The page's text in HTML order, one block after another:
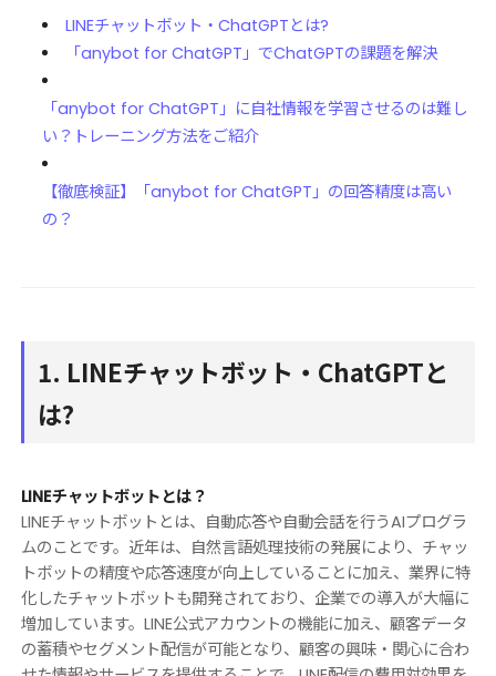
LINEチャットボット・ChatGPTとは?
「anybot for ChatGPT」でChatGPTの課題を解決
「anybot for ChatGPT」に自社情報を学習させるのは難し
い？トレーニング方法をご紹介
【徹底検証】「anybot for ChatGPT」の回答精度は高い
の？
1. LINEチャットボット・ChatGPTと
は?
LINEチャットボットとは？
LINEチャットボットとは、自動応答や自動会話を行うAIプログラ
ムのことです。近年は、自然言語処理技術の発展により、チャッ
トボットの精度や応答速度が向上していることに加え、業界に特
化したチャットボットも開発されており、企業での導入が大幅に
増加しています。LINE公式アカウントの機能に加え、顧客データ
の蓄積やセグメント配信が可能となり、顧客の興味・関心に合わ